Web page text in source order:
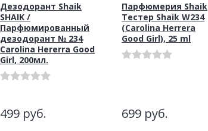
Дезодорант Shaik
SHAIK /
Парфюмированный
дезодорант № 234
Carolina Hererra Good
Girl, 200мл.
499 руб.
Парфюмерия Shaik
Тестер Shaik W234
(Carolina Herrera
Good Girl), 25 ml
699 руб.